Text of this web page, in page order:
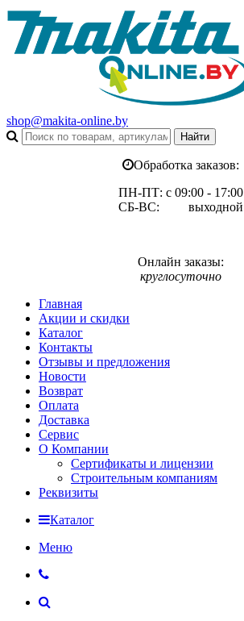
shop@makita-online.by
Обработка заказов:
ПН-ПТ: с 09:00 - 17:00
СБ-ВС: выходной
Онлайн заказы:
круглосуточно
Главная
Акции и скидки
Каталог
Контакты
Отзывы и предложения
Новости
Возврат
Оплата
Доставка
Сервис
О Компании
Сертификаты и лицензии
Строительным компаниям
Реквизиты
Каталог
Меню